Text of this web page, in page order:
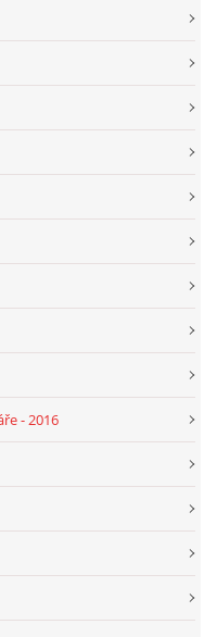
Aktualizováno: 1. 8. 2026
- 2016